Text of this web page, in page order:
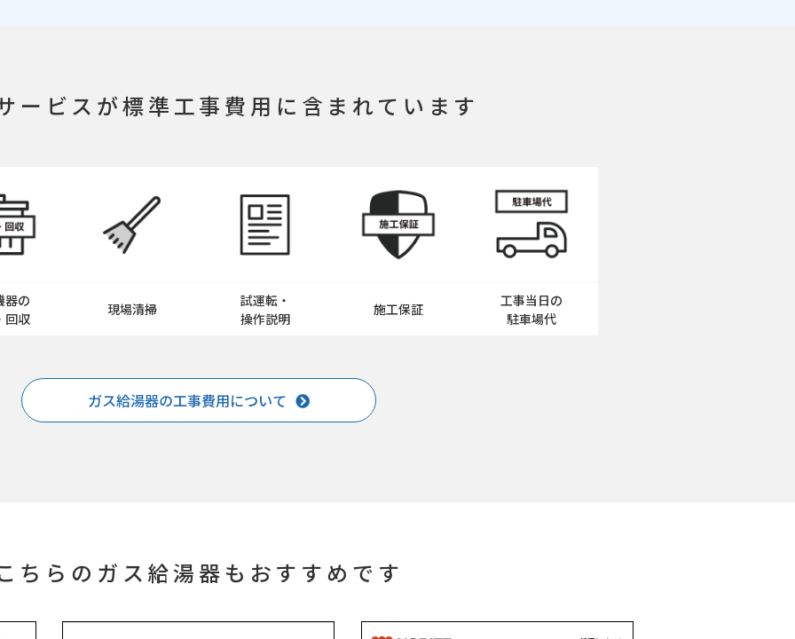
ービスが標準工事費用に含まれています
器の
回収
現場清掃
試運転・
操作説明
施工保証
工事当日の
駐車場代
ガス給湯器の工事費用について
ちらのガス給湯器もおすすめです